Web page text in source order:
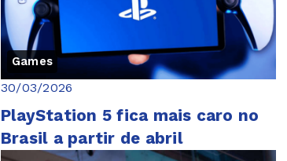
Games
30/03/2026
PlayStation 5 fica mais caro no
Brasil a partir de abril